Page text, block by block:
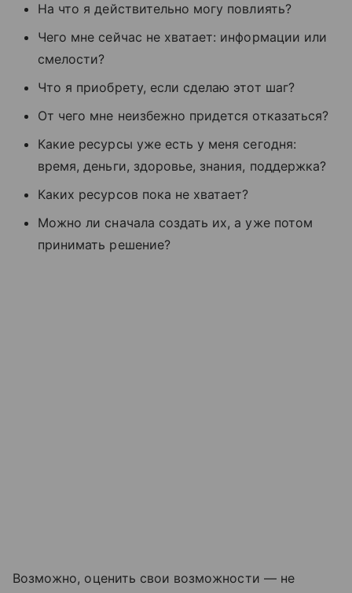
На что я действительно могу повлиять?
Чего мне сейчас не хватает: информации или
смелости?
Что я приобрету, если сделаю этот шаг?
От чего мне неизбежно придется отказаться?
Какие ресурсы уже есть у меня сегодня:
время, деньги, здоровье, знания, поддержка?
Каких ресурсов пока не хватает?
Можно ли сначала создать их, а уже потом
принимать решение?
Возможно, оценить свои возможности — не